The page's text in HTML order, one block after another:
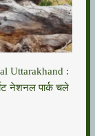
Uttarakhand :
नेशनल पार्क चले